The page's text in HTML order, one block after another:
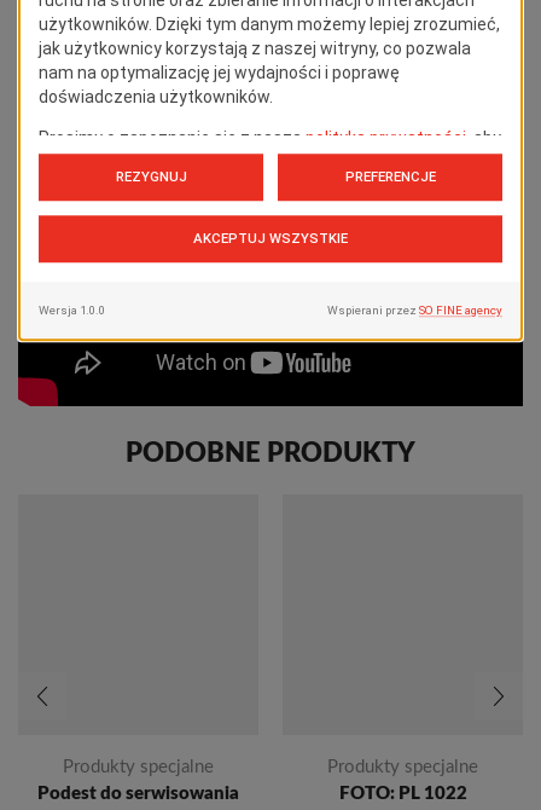
PODOBNE PRODUKTY
Produkty specjalne
Podest do serwisowania
Produkty specjalne
FOTO: PL 1022